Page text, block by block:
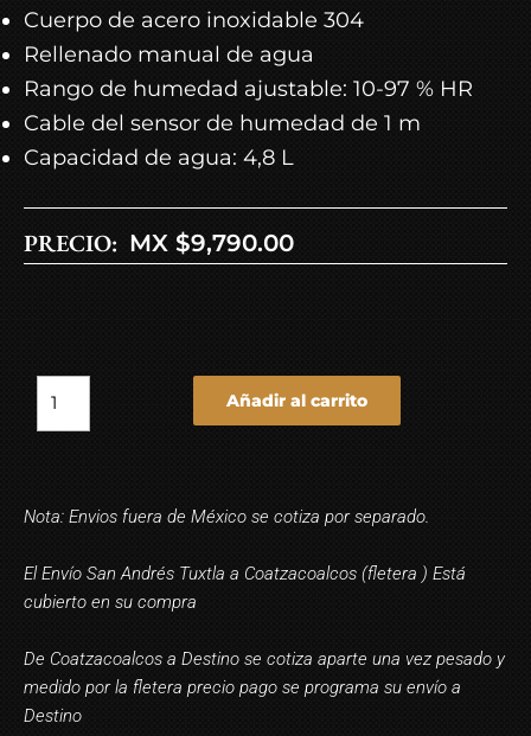
Cuerpo de acero inoxidable 304
Rellenado manual de agua
Rango de humedad ajustable: 10-97 % HR
Cable del sensor de humedad de 1 m
​​Capacidad de agua: 4,8 L
PRECIO: MX $9,790.00
Añadir al carrito
Nota: Envios fuera de México se cotiza por separado.
El Envío San Andrés Tuxtla a Coatzacoalcos (fletera ) Está
cubierto en su compra
De Coatzacoalcos a Destino se cotiza aparte una vez pesado y
medido por la fletera precio pago se programa su envío a
Destino